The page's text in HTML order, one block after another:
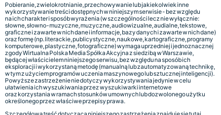
Pobieranie, zwielokrotnianie, przechowywanie lub jakiekolwiek inne
wykorzystywanie treści dostępnych w niniejszym serwisie - bez względu
na ich charakter i sposób wyrażenia (w szczególności lecz nie wyłącznie:
słowne, słowno-muzyczne, muzyczne, audiowizualne, audialne, tekstowe,
graficzne i zawarte w nich dane i informacje, bazy danych i zawarte w nich dane)
oraz formę (np. literackie, publicystyczne, naukowe, kartograficzne, programy
komputerowe, plastyczne, fotograficzne) wymaga uprzedniej i jednoznacznej
zgody Wirtualna Polska Media Spółka Akcyjna z siedzibą w Warszawie,
będącej właścicielem niniejszego serwisu, bez względu na sposób ich
eksploracji i wykorzystaną metodę (manualną lub zautomatyzowaną technikę,
w tym z użyciem programów uczenia maszynowego lub sztucznej inteligencji).
Powyższe zastrzeżenie nie dotyczy wykorzystywania jedynie w celu
ułatwienia ich wyszukiwania przez wyszukiwarki internetowe
oraz korzystania w ramach stosunków umownych lub dozwolonego użytku
określonego przez właściwe przepisy prawa.